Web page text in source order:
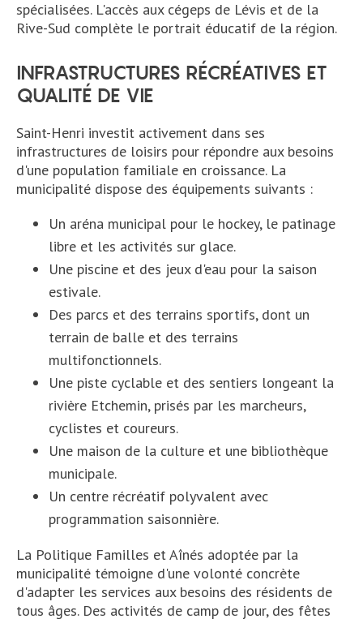
spécialisées. L'accès aux cégeps de Lévis et de la
Rive-Sud complète le portrait éducatif de la région.
INFRASTRUCTURES RÉCRÉATIVES ET
QUALITÉ DE VIE
Saint-Henri investit activement dans ses
infrastructures de loisirs pour répondre aux besoins
d'une population familiale en croissance. La
municipalité dispose des équipements suivants :
Un aréna municipal pour le hockey, le patinage
libre et les activités sur glace.
Une piscine et des jeux d'eau pour la saison
estivale.
Des parcs et des terrains sportifs, dont un
terrain de balle et des terrains
multifonctionnels.
Une piste cyclable et des sentiers longeant la
rivière Etchemin, prisés par les marcheurs,
cyclistes et coureurs.
Une maison de la culture et une bibliothèque
municipale.
Un centre récréatif polyvalent avec
programmation saisonnière.
La Politique Familles et Aînés adoptée par la
municipalité témoigne d'une volonté concrète
d'adapter les services aux besoins des résidents de
tous âges. Des activités de camp de jour, des fêtes